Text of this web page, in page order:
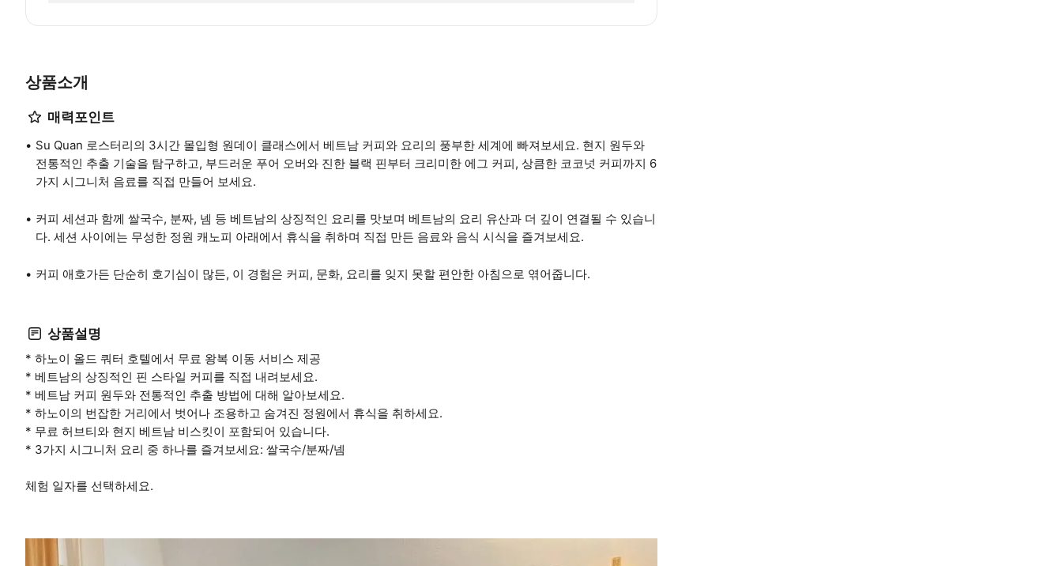
상품소개
매력포인트
Su Quan 로스터리의 3시간 몰입형 원데이 클래스에서 베트남 커피와 요리의 풍부한 세계에 빠져보세요. 현지 원두와
전통적인 추출 기술을 탐구하고, 부드러운 푸어 오버와 진한 블랙 핀부터 크리미한 에그 커피, 상큼한 코코넛 커피까지 6
가지 시그니처 음료를 직접 만들어 보세요.
커피 세션과 함께 쌀국수, 분짜, 넴 등 베트남의 상징적인 요리를 맛보며 베트남의 요리 유산과 더 깊이 연결될 수 있습니
다. 세션 사이에는 무성한 정원 캐노피 아래에서 휴식을 취하며 직접 만든 음료와 음식 시식을 즐겨보세요.
커피 애호가든 단순히 호기심이 많든, 이 경험은 커피, 문화, 요리를 잊지 못할 편안한 아침으로 엮어줍니다.
상품설명
* 하노이 올드 쿼터 호텔에서 무료 왕복 이동 서비스 제공
* 베트남의 상징적인 핀 스타일 커피를 직접 내려보세요.
* 베트남 커피 원두와 전통적인 추출 방법에 대해 알아보세요.
* 하노이의 번잡한 거리에서 벗어나 조용하고 숨겨진 정원에서 휴식을 취하세요.
* 무료 허브티와 현지 베트남 비스킷이 포함되어 있습니다.
* 3가지 시그니처 요리 중 하나를 즐겨보세요: 쌀국수/분짜/넴
체험 일자를 선택하세요.